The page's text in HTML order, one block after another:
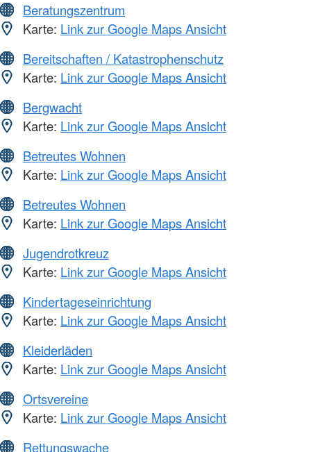
Beratungszentrum
Karte: Link zur Google Maps Ansicht
Bereitschaften / Katastrophenschutz
Karte: Link zur Google Maps Ansicht
Bergwacht
Karte: Link zur Google Maps Ansicht
Betreutes Wohnen
Karte: Link zur Google Maps Ansicht
Betreutes Wohnen
Karte: Link zur Google Maps Ansicht
Jugendrotkreuz
Karte: Link zur Google Maps Ansicht
Kindertageseinrichtung
Karte: Link zur Google Maps Ansicht
Kleiderläden
Karte: Link zur Google Maps Ansicht
Ortsvereine
Karte: Link zur Google Maps Ansicht
Rettungswache